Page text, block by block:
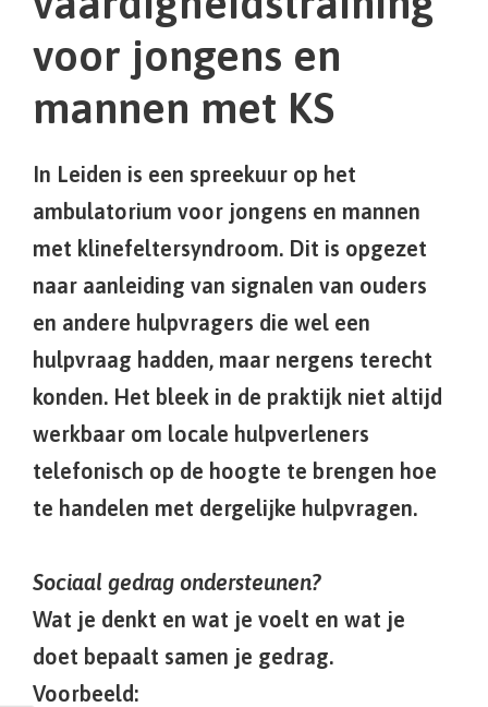
voor jongens en
mannen met KS
In Leiden is een spreekuur op het
ambulatorium voor jongens en mannen
met klinefeltersyndroom. Dit is opgezet
naar aanleiding van signalen van ouders
en andere hulpvragers die wel een
hulpvraag hadden, maar nergens terecht
konden. Het bleek in de praktijk niet altijd
werkbaar om locale hulpverleners
telefonisch op de hoogte te brengen hoe
te handelen met dergelijke hulpvragen.
Sociaal gedrag ondersteunen?
Wat je denkt en wat je voelt en wat je
doet bepaalt samen je gedrag.
Voorbeeld: